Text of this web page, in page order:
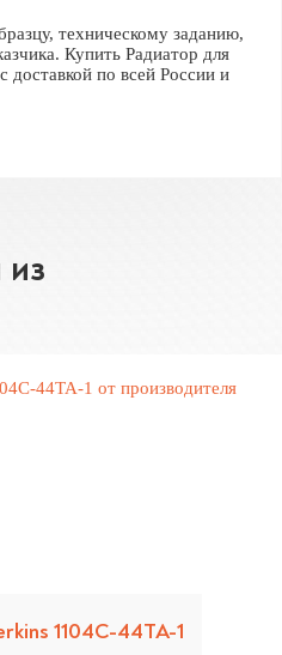
техническому заданию,
Купить Радиатор для
по всей России и
1104C-44TA-1